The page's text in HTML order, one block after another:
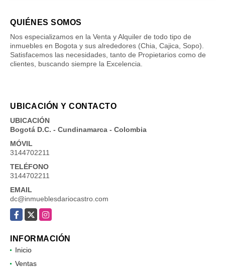
QUIÉNES SOMOS
Nos especializamos en la Venta y Alquiler de todo tipo de
inmuebles en Bogota y sus alrededores (Chia, Cajica, Sopo).
Satisfacemos las necesidades, tanto de Propietarios como de
clientes, buscando siempre la Excelencia.
UBICACIÓN Y CONTACTO
UBICACIÓN
Bogotá D.C. - Cundinamarca - Colombia
MÓVIL
3144702211
TELÉFONO
3144702211
EMAIL
dc@inmueblesdariocastro.com
Facebook
X Instagram
INFORMACIÓN
Inicio
Ventas